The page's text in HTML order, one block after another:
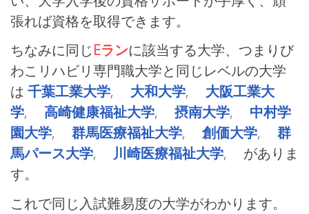
張れば資格を取得できます。
ちなみに同じEランに該当する大学、つまりび
わこリハビリ専門職大学と同じレベルの大学
は 千葉工業大学, 大和大学, 大阪工業大
学, 高崎健康福祉大学, 摂南大学, 中村学
園大学, 群馬医療福祉大学, 創価大学, 群
馬パース大学, 川崎医療福祉大学, がありま
す。
これで同じ入試難易度の大学がわかります。